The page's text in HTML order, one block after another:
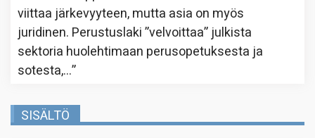
viittaa järkevyyteen, mutta asia on myös
juridinen. Perustuslaki ”velvoittaa” julkista
sektoria huolehtimaan perusopetuksesta ja
sotesta,…”
SISÄLTÖ